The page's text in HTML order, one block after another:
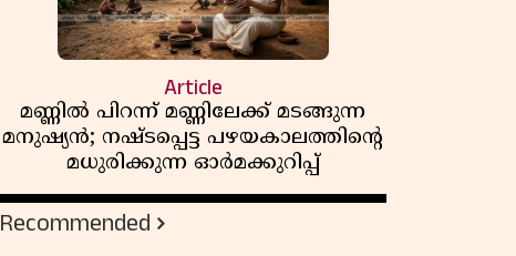
Article
മണ്ണിൽ പിറന്ന് മണ്ണിലേക്ക് മടങ്ങുന്ന
മനുഷ്യൻ; നഷ്ടപ്പെട്ട പഴയകാലത്തിൻ്റെ
മധുരിക്കുന്ന ഓർമക്കുറിപ്പ്
Recommended